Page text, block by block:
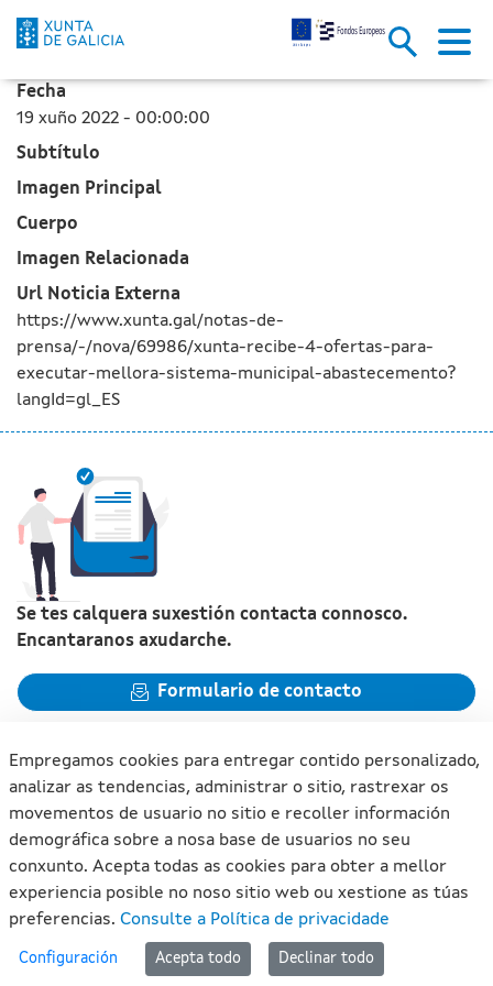
A Xunta recibe 4 ofertas para
Skip to Main Content
Fecha
19 xuño 2022 - 00:00:00
Subtítulo
Imagen Principal
Cuerpo
Imagen Relacionada
Url Noticia Externa
https://www.xunta.gal/notas-de-
prensa/-/nova/69986/xunta-recibe-4-ofertas-para-
executar-mellora-sistema-municipal-abastecemento?
langId=gl_ES
Se tes calquera suxestión contacta connosco.
Encantaranos axudarche.
Formulario de contacto
Xunta de Galicia. Información mantida e publicada na internet
pola Xunta de Galicia
Atención á cidadanía
Accesibilidade
Empregamos cookies para entregar contido personalizado,
analizar as tendencias, administrar o sitio, rastrexar os
movementos de usuario no sitio e recoller información
demográfica sobre a nosa base de usuarios no seu
conxunto. Acepta todas as cookies para obter a mellor
experiencia posible no noso sitio web ou xestione as túas
preferencias. Consulte a Política de privacidade
Configuración Acepta todo Declinar todo